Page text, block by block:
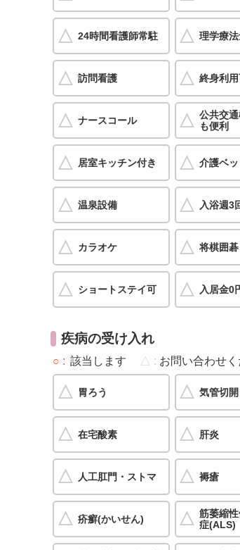
24時間看護師常駐 理学療
訪問看護 終身利
ナースコール
公共交
も便利
居室キッチン付き 介護ベ
温泉設備 入浴週3
カラオケ 将棋囲碁
ショートステイ可 入居金0
疾病の受け入れ
○ 該当します △ お問い合わせ
胃ろう 気管切開
在宅酸素 肝炎
人工肛門・ストマ 褥瘡
疥癬(かいせん)
筋萎縮
症(ALS)